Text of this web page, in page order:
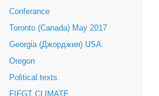
Conferance
Toronto (Canada) May 2017
Georgia (Джорджия) USA.
Oregon
Political texts.
FIFGT CLIMATE